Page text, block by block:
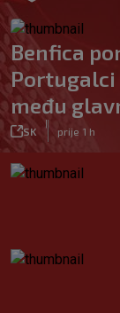
Benfica
među
SK prije 1 h